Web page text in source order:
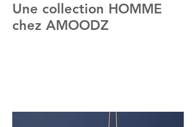
Une collection HOMME
chez AMOODZ